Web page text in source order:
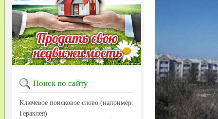
Поиск по сайту
Ключевое поисковое слово (например:
Гераклея)